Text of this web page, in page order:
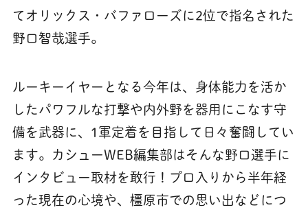
てオリックス・バファローズに2位で指名された
野口智哉選手。
ルーキーイヤーとなる今年は、身体能力を活か
したパワフルな打撃や内外野を器用にこなす守
備を武器に、1軍定着を目指して日々奮闘してい
ます。カシューWEB編集部はそんな野口選手に
インタビュー取材を敢行！プロ入りから半年経
った現在の心境や、橿原市での思い出などにつ